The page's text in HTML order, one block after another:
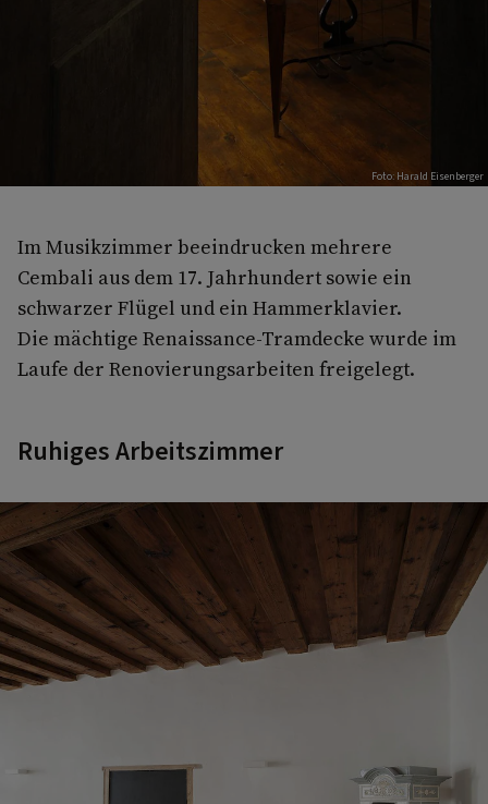
Foto: Harald Eisenberger
Im Musikzimmer beeindrucken mehrere
Cembali aus dem 17. Jahrhundert sowie ein
schwarzer Flügel und ein Hammerklavier.
Die mächtige Renaissance-Tramdecke wurde im
Laufe der Renovierungsarbeiten freigelegt.
Ruhiges Arbeitszimmer